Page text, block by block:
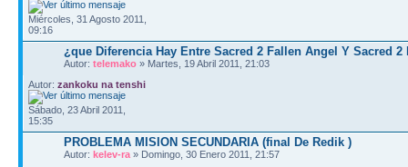
Miércoles, 31 Agosto 2011,
09:16
¿que Diferencia Hay Entre Sacred 2 Fallen Angel Y Sacred
Autor: telemako » Martes, 19 Abril 2011, 21:03
Autor: zankoku na tenshi
Sábado, 23 Abril 2011,
15:35
PROBLEMA MISION SECUNDARIA (final De Redik )
Autor: kelev-ra » Domingo, 30 Enero 2011, 21:57